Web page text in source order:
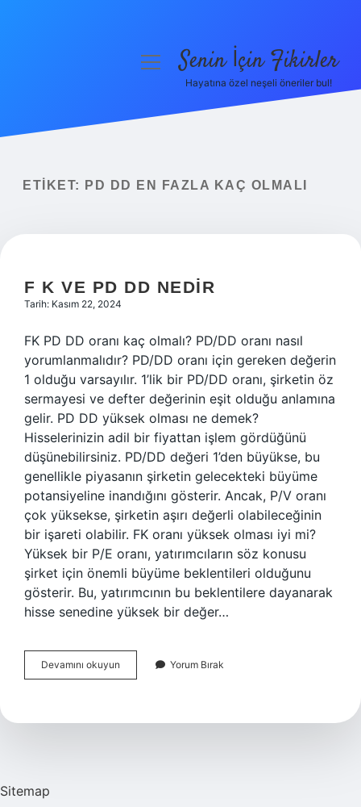
Yasal Uyarı
menüyüSenin İçin Fikirler
Hayatına özel neşeli öneriler bul!
ETIKET: PD DD EN FAZLA KAÇ OLMALI
F K VE PD DD NEDIR
Tarih: Kasım 22, 2024
FK PD DD oranı kaç olmalı? PD/DD oranı nasıl
yorumlanmalıdır? PD/DD oranı için gereken değerin
1 olduğu varsayılır. 1’lik bir PD/DD oranı, şirketin öz
sermayesi ve defter değerinin eşit olduğu anlamına
gelir. PD DD yüksek olması ne demek?
Hisselerinizin adil bir fiyattan işlem gördüğünü
düşünebilirsiniz. PD/DD değeri 1’den büyükse, bu
genellikle piyasanın şirketin gelecekteki büyüme
potansiyeline inandığını gösterir. Ancak, P/V oranı
çok yüksekse, şirketin aşırı değerli olabileceğinin
bir işareti olabilir. FK oranı yüksek olması iyi mi?
Yüksek bir P/E oranı, yatırımcıların söz konusu
şirket için önemli büyüme beklentileri olduğunu
gösterir. Bu, yatırımcının bu beklentilere dayanarak
hisse senedine yüksek bir değer…
Devamını okuyun
K
Dd
Yorum Bırak
Sitemap